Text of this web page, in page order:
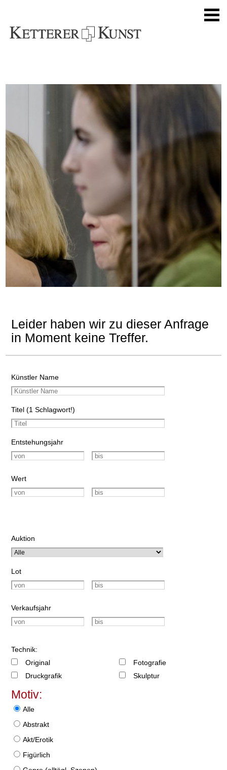
Leider haben wir zu dieser Anfrage
in Moment keine Treffer.
Künstler Name
Titel (1 Schlagwort!)
Entstehungsjahr
Wert
Auktion
Lot
Verkaufsjahr
Technik:
Original
Druckgrafik
Fotografie
Skulptur
Motiv:
Alle
Abstrakt
Akt/Erotik
Figürlich